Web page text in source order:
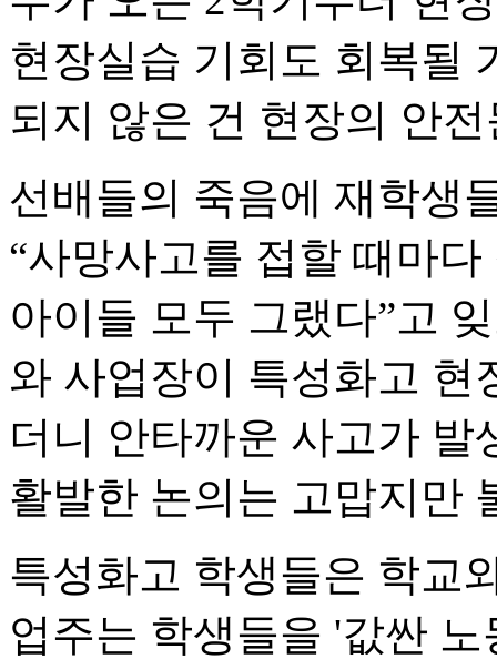
현장실습 기회도 회복될
되지 않은 건 현장의 안
선배들의 죽음에 재학생
“사망사고를 접할 때마
아이들 모두 그랬다”고
와 사업장이 특성화고 현
더니 안타까운 사고가 발
활발한 논의는 고맙지만
특성화고 학생들은 학교
업주는 학생들을 '값싼